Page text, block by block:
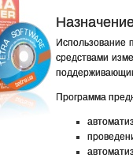
Использование
средствами
Программа